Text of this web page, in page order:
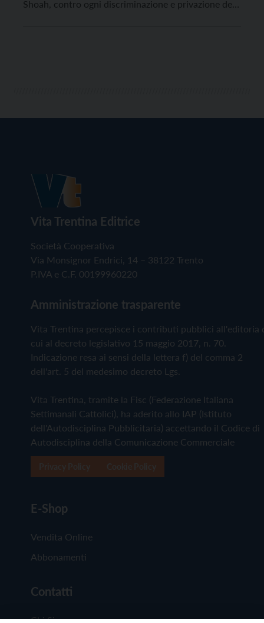
Shoah, contro ogni discriminazione e privazione dei
Vita Trentina Editrice
Società Cooperativa
Via Monsignor Endrici, 14 – 38122 Trento
P.IVA e C.F. 00199960220
Amministrazione trasparente
Vita Trentina percepisce i contributi pubblici all'editoria
cui al decreto legislativo 15 maggio 2017, n. 70.
Indicazione resa ai sensi della lettera f) del comma 2
dell'art. 5 del medesimo decreto Lgs.
Vita Trentina, tramite la Fisc (Federazione Italiana
Settimanali Cattolici), ha aderito allo IAP (Istituto
dell'Autodisciplina Pubblicitaria) accettando il Codice di
Autodisciplina della Comunicazione Commerciale
E-Shop
Vendita Online
Abbonamenti
Contatti
Chi Siamo